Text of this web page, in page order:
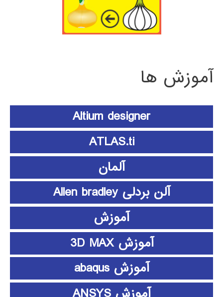
آموزش ها
Altium designer
ATLAS.ti
آلمان
آلن بردلی Allen bradley
آموزش
آموزش 3D MAX
آموزش abaqus